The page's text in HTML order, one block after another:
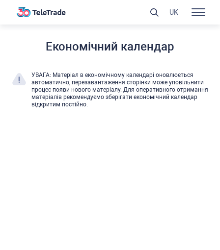
Економічний календар
УВАГА: Матеріал в економічному календарі оновлюєтьcя
автоматично, перезавантаження cторінки може уповільнити
процеc появи нового матеріалу. Для оперативного отримання
матеріалів рекомендуємо зберігати економічний календар
відкритим поcтійно.
UK